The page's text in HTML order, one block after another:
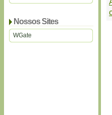
Nossos Sites
WGate